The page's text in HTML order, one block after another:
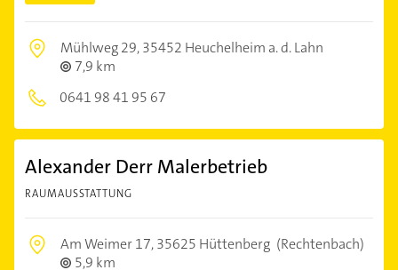
Mühlweg 29,35452 Heuchelheim a. d. Lahn
7,9 km
0641 98 41 95 67
Alexander Derr Malerbetrieb
RAUMAUSSTATTUNG
Am Weimer 17,35625 Hüttenberg (Rechtenbach)
5,9 km